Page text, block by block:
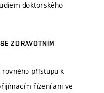
doktorského
ZDRAVOTNÍM
rovného přístupu k
řízení ani ve